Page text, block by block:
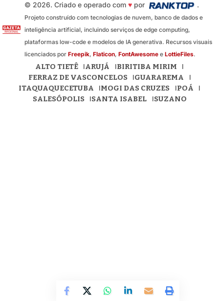
© 2026. Criado e operado com ♥por .
Projeto construído com tecnologias de nuvem, banco de dados e
inteligência artificial, incluindo serviços de edge computing,
plataformas low-code e modelos de IA generativa. Recursos visuais
licenciados por Freepik, Flaticon, FontAwesomee LottieFiles.
ALTO TIETÊ ARUJÁ
BIRITIBA MIRIM
FERRAZ DE VASCONCELOS
GUARAREMA
ITAQUAQUECETUBA
MOGI DAS CRUZES
POÁ
SALESÓPOLIS
SANTA ISABEL SUZANO